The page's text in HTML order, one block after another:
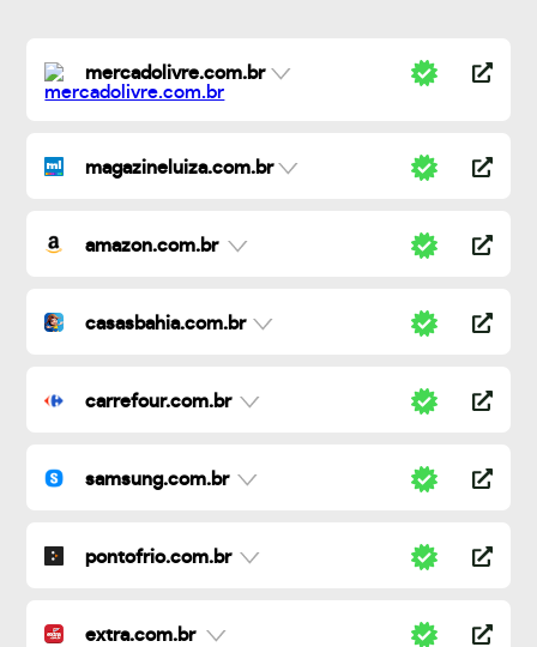
mercadolivre.com.br
magazineluiza.com.br
amazon.com.br
casasbahia.com.br
carrefour.com.br
samsung.com.br
pontofrio.com.br
extra.com.br